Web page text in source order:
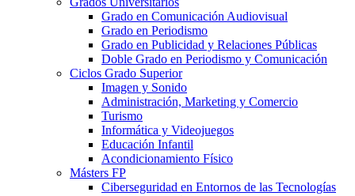
Grado en Comunicación Audiovisual
Grado en Periodismo
Grado en Publicidad y Relaciones Públicas
Doble Grado en Periodismo y Comunicación
Ciclos Grado Superior
Imagen y Sonido
Administración, Marketing y Comercio
Turismo
Informática y Videojuegos
Educación Infantil
Acondicionamiento Físico
Másters FP
Ciberseguridad en Entornos de las Tecnologías